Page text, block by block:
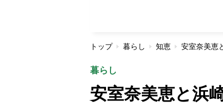
トップ 暮らし 知恵
暮らし
安室奈美恵と浜